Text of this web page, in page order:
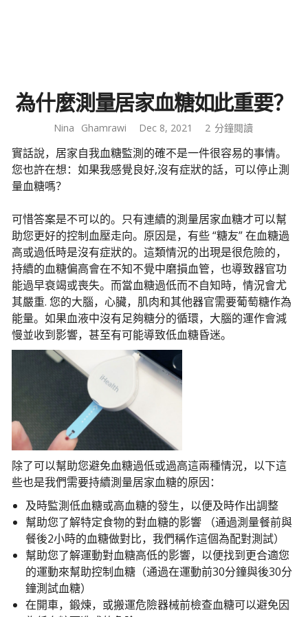
為什麼測量居家血糖如此重要？
Nina Ghamrawi Dec 8, 2021 2 分鐘閱讀
實話說，居家自我血糖監測的確不是一件很容易的事情。
您也許在想：如果我感覺良好,沒有症狀的話，可以停止測
量血糖嗎？
可惜答案是不可以的。只有連續的測量居家血糖才可以幫
助您更好的控制血壓走向。原因是，有些 “糖友” 在血糖過
高或過低時是沒有症狀的。這類情況的出現是很危險的，
持續的血糖偏高會在不知不覺中磨損血管，也導致器官功
能過早衰竭或喪失。而當血糖過低而不自知時，情況會尤
其嚴重. 您的大腦，心臟，肌肉和其他器官需要葡萄糖作為
能量。如果血液中沒有足夠糖分的循環，大腦的運作會減
慢並收到影響，甚至有可能導致低血糖昏迷。
除了可以幫助您避免血糖過低或過高這兩種情況，以下這
些也是我們需要持續測量居家血糖的原因：
及時監測低血糖或高血糖的發生，以便及時作出調整
幫助您了解特定食物的對血糖的影響 （通過測量餐前與
餐後2小時的血糖做對比，我們稱作這個為配對測試）
幫助您了解運動對血糖高低的影響，以便找到更合適您
的運動來幫助控制血糖（通過在運動前30分鐘與後30分
鐘測試血糖）
在開車，鍛煉，或搬運危險器械前檢查血糖可以避免因